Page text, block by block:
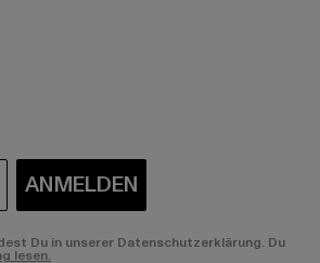
ANMELDEN
Du in unserer Datenschutzerklärung. Du
lesen.